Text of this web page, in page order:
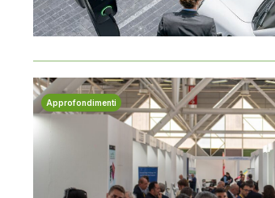
Approfondimenti